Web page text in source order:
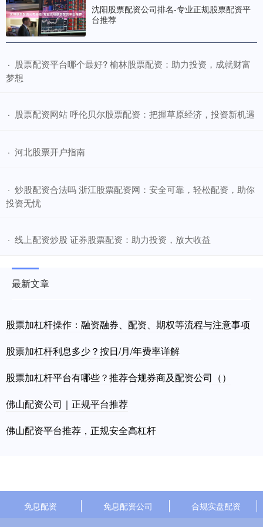
沈阳股票配资公司排名-专业正规股票配资平
台推荐
· ​股票配资平台哪个最好? 榆林股票配资：助力投资，成就财富
梦想
· ​股票配资网站 呼伦贝尔股票配资：把握草原经济，投资新机遇
· ​河北股票开户指南
· ​炒股配资合法吗 浙江股票配资网：安全可靠，轻松配资，助你
投资无忧
· ​线上配资炒股 证券股票配资：助力投资，放大收益
最新文章
股票加杠杆操作：融资融券、配资、期权等流程与注意事项
股票加杠杆利息多少？按日/月/年费率详解
股票加杠杆平台有哪些？推荐合规券商及配资公司（）
佛山配资公司｜正规平台推荐
佛山配资平台推荐，正规安全高杠杆
免息配资 免息配资公司 合规实盘配资